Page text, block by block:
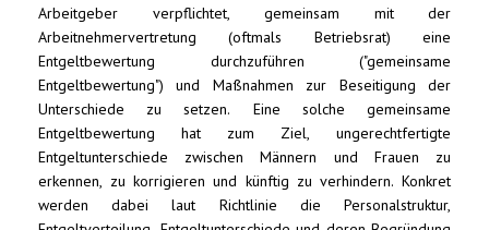
Arbeitgeber verpflichtet, gemeinsam mit der
Arbeitnehmervertretung (oftmals Betriebsrat) eine
Entgeltbewertung durchzuführen ("gemeinsame
Entgeltbewertung") und Maßnahmen zur Beseitigung der
Unterschiede zu setzen. Eine solche gemeinsame
Entgeltbewertung hat zum Ziel, ungerechtfertigte
Entgeltunterschiede zwischen Männern und Frauen zu
erkennen, zu korrigieren und künftig zu verhindern. Konkret
werden dabei laut Richtlinie die Personalstruktur,